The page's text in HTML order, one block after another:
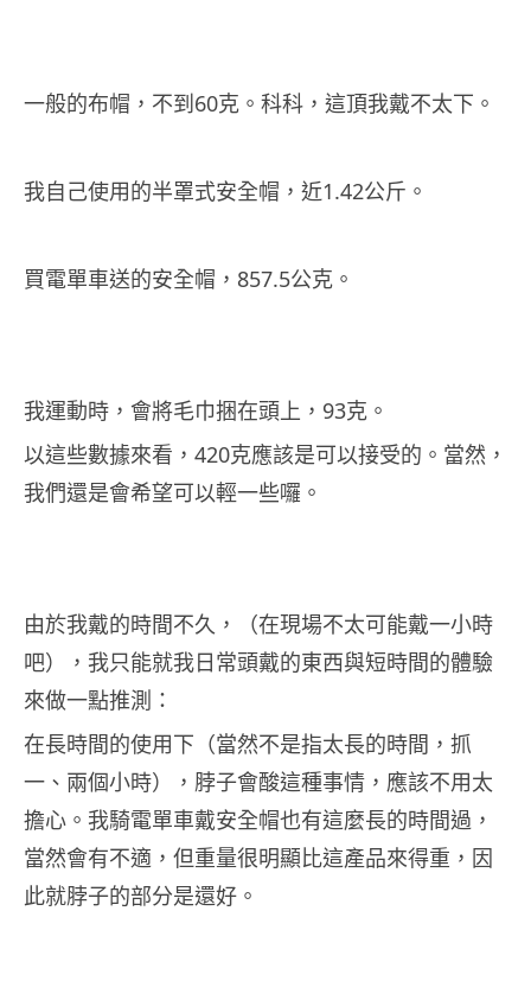
一般的布帽，不到60克。科科，這頂我戴不太下。
我自己使用的半罩式安全帽，近1.42公斤。
買電單車送的安全帽，857.5公克。
我運動時，會將毛巾捆在頭上，93克。
以這些數據來看，420克應該是可以接受的。當然，
我們還是會希望可以輕一些囉。
由於我戴的時間不久，（在現場不太可能戴一小時
吧），我只能就我日常頭戴的東西與短時間的體驗
來做一點推測：
在長時間的使用下（當然不是指太長的時間，抓
一、兩個小時），脖子會酸這種事情，應該不用太
擔心。我騎電單車戴安全帽也有這麼長的時間過，
當然會有不適，但重量很明顯比這產品來得重，因
此就脖子的部分是還好。